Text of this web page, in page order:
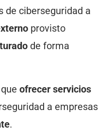
de ciberseguridad a
provisto
de forma
ofrecer servicios
a empresas
.